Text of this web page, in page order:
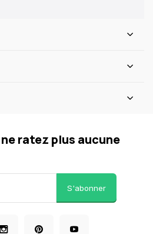
ratez plus aucune
S'abonner